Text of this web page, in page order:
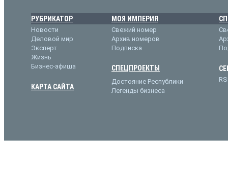
РУБРИКАТОР
Новости
Деловой мир
Эксперт
Жизнь
Бизнес-афиша
КАРТА САЙТА
МОЯ ИМПЕРИЯ
Свежий номер
Архив номеров
Подписка
СПЕЦПРОЕКТЫ
Достояние Республики
Легенды бизнеса